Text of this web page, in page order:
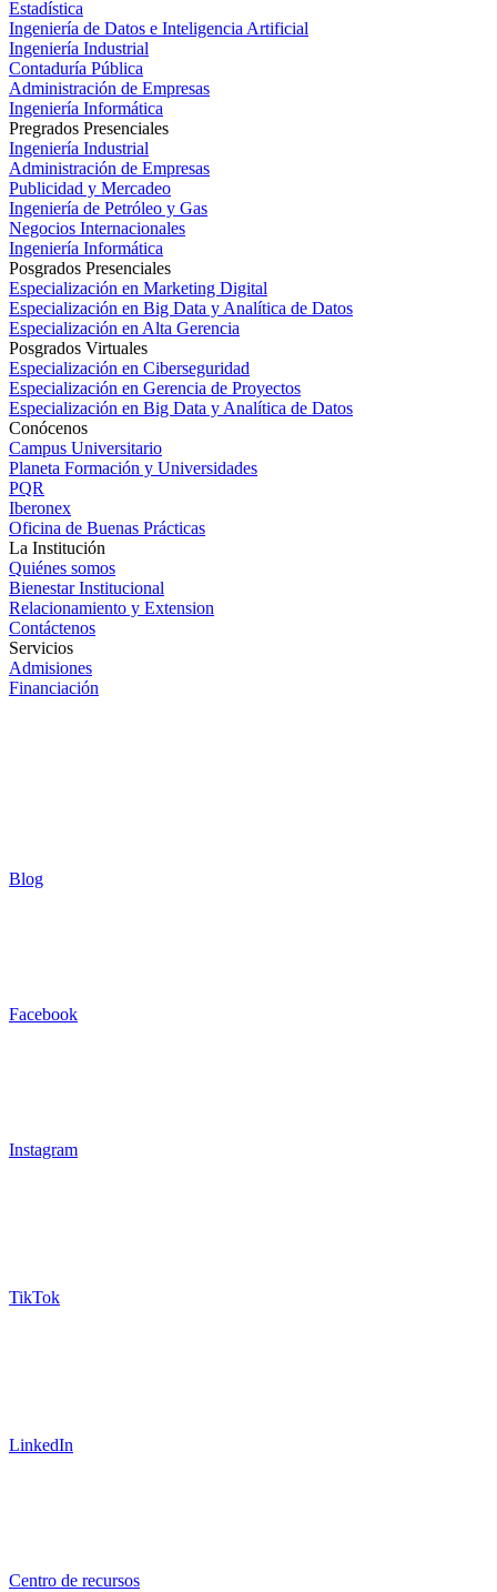
Estadística
Ingeniería de Datos e Inteligencia Artificial
Ingeniería Industrial
Contaduría Pública
Administración de Empresas
Ingeniería Informática
Pregrados Presenciales
Ingeniería Industrial
Administración de Empresas
Publicidad y Mercadeo
Ingeniería de Petróleo y Gas
Negocios Internacionales
Ingeniería Informática
Posgrados Presenciales
Especialización en Marketing Digital
Especialización en Big Data y Analítica de Datos
Especialización en Alta Gerencia
Posgrados Virtuales
Especialización en Ciberseguridad
Especialización en Gerencia de Proyectos
Especialización en Big Data y Analítica de Datos
Conócenos
Campus Universitario
Planeta Formación y Universidades
PQR
Iberonex
Oficina de Buenas Prácticas
La Institución
Quiénes somos
Bienestar Institucional
Relacionamiento y Extension
Contáctenos
Servicios
Admisiones
Financiación
Blog
Facebook
Instagram
TikTok
LinkedIn
Centro de recursos